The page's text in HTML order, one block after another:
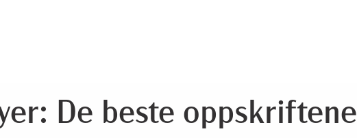
De beste oppskriftene